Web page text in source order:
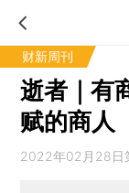
财新周刊
逝者｜有
赋的商人
2022年02月28日